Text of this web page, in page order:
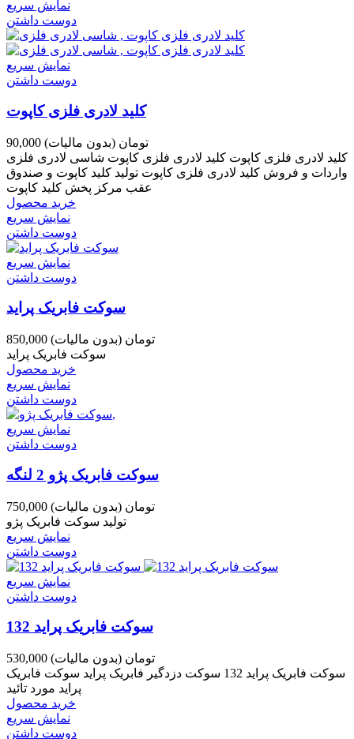
نمایش سریع
دوست داشتن
نمایش سریع
دوست داشتن
کلید لادری فلزی کاپوت
90,000 تومان (بدون مالیات)
کلید لادری فلزی کاپوت کلید لادری فلزی کاپوت شاسی لادری فلزی
واردات و فروش کلید لادری فلزی کاپوت تولید کلید کاپوت و صندوق
عقب مرکز پخش کلید کاپوت
خرید محصول
نمایش سریع
دوست داشتن
نمایش سریع
دوست داشتن
سوکت فابریک پراید
850,000 تومان (بدون مالیات)
سوکت فابریک پراید
خرید محصول
نمایش سریع
دوست داشتن
نمایش سریع
دوست داشتن
سوکت فابریک پژو 2 لنگه
750,000 تومان (بدون مالیات)
تولید سوکت فابریک پژو
نمایش سریع
دوست داشتن
نمایش سریع
دوست داشتن
سوکت فابریک پراید 132
530,000 تومان (بدون مالیات)
سوکت فابریک پراید 132 سوکت دزدگیر فابریک پراید سوکت فابریک
خرید محصول
نمایش سریع
دوست داشتن